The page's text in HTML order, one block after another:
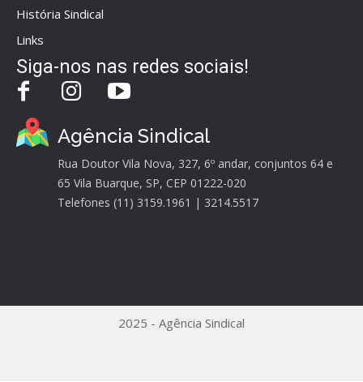
História Sindical
Links
Siga-nos nas redes sociais!
Agência Sindical
Rua Doutor Vila Nova, 327, 6º andar, conjuntos 64 e
65 Vila Buarque, SP, CEP 01222-020
Telefones (11) 3159.1961 | 3214.5517
2025 - Agência Sindical